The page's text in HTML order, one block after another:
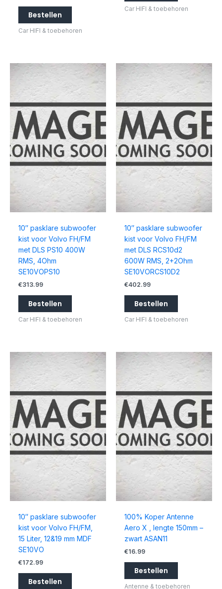
Bestellen
Car HIFI & toebehoren
Car HIFI & toebehoren
10″ pasklare subwoofer
kist voor Volvo FH/FM
met DLS PS10 400W
RMS, 4Ohm
SE10VOPS10
€313.99
Bestellen
Car HIFI & toebehoren
10″ pasklare subwoofer
kist voor Volvo FH/FM
met DLS RCS10d2
600W RMS, 2+2Ohm
SE10VORCS10D2
€402.99
Bestellen
Car HIFI & toebehoren
10″ pasklare subwoofer
kist voor Volvo FH/FM,
15 Liter, 12&19 mm MDF
SE10VO
€172.99
Bestellen
100% Koper Antenne
Aero X , lengte 150mm –
zwart ASAN11
€16.99
Bestellen
Antenne & toebehoren